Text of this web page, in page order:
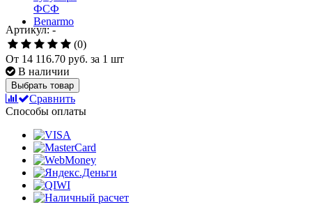
Артикул: -
(0)
От 14 116.70 руб. за 1 шт
В наличии
Выбрать товар
Сравнить
Способы оплаты